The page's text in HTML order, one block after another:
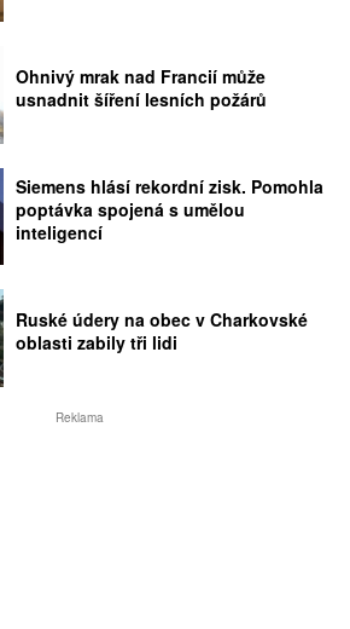
Ohnivý mrak nad Francií může
usnadnit šíření lesních požárů
Siemens hlásí rekordní zisk. Pomohla
poptávka spojená s umělou
inteligencí
Ruské údery na obec v Charkovské
oblasti zabily tři lidi
Reklama